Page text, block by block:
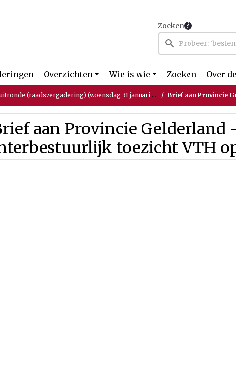
Zoeken
Overzichten Wie is wie Zoeken Over
(raadsvergadering) (woensdag 31 januari 2024) Brief aan Provincie
aan Provincie Gelderland
toezicht VTH